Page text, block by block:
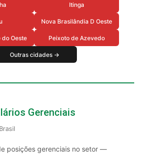
Itinga
Nova Brasilândia D Oeste
do Oeste Peixoto de Azevedo
Outras cidades →
Gerenciais
posições gerenciais no setor —